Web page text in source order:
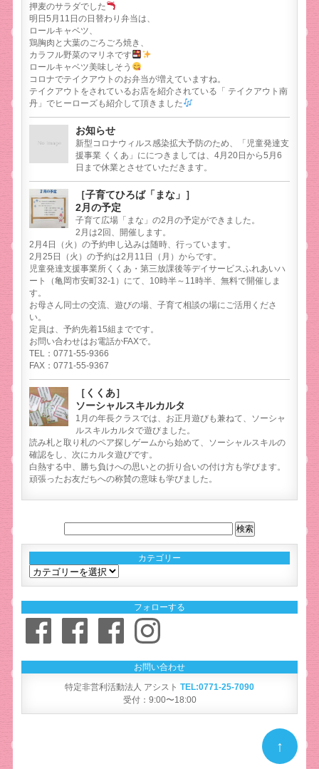
押麦のサラダでした
明日5月11日の日替わり弁当は、
ロールキャベツ、
鶏胸肉と大葉のごろごろ焼き、
カラフル野菜のマリネです
ロールキャベツ美味しそう
コロナでテイクアウトのお弁当が増えていますね。
テイクアウトをされているお店を紹介されている「 テイクアウト南
丹」でヒーローズも紹介して頂きました
お知らせ
新型コロナウィルス感染拡大予防のため、「児童発達支
援事業 くくあ」ににつきましては、4月20日から5月6
日まで休業とさせていただきます。
［子育てひろば「まな」］
2月の予定
子育て広場「まな」の2月の予定ができました。
2月は2回、開催します。
2月4日（火）の予約申し込みは随時、行っています。
2月25日（火）の予約は2月11日（月）からです。
児童発達支援事業所くくあ・第三放課後等デイサービスふれあいハ
ート（亀岡市安町32-1）にて、10時半～11時半、無料で開催しま
す。
お母さん同士の交流、遊びの場、子育て相談の場にご活用くださ
い。
定員は、予約先着15組までです。
お問い合わせはお電話かFAXで。
TEL：0771-55-9366
FAX：0771-55-9367
［くくあ］
ソーシャルスキルカルタ
1月の年長クラスでは、お正月遊びも兼ねて、ソーシャ
ルスキルカルタで遊びました。
読み札と取り札のペア探しゲームから始めて、ソーシャルスキルの
確認をし、次にカルタ遊びです。
白熱する中、勝ち負けへの思いとの折り合いの付け方も学びます。
頑張ったお友だちへの称賛の意味も学びました。
カテゴリー
カ
ー
フォローする
FacebookFacebookFacebookInstagram
お問い合わせ
特定非営利活動法人 アシスト TEL:0771-25-7090
受付：9:00〜18:00
↑